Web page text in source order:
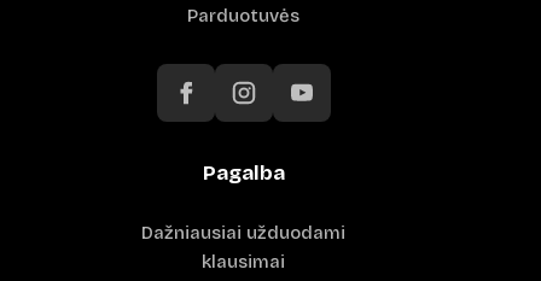
Parduotuvės
Pagalba
Dažniausiai užduodami
klausimai